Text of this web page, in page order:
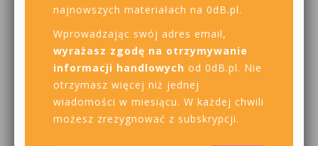
najnowszych materiałach na 0dB.pl.
Wprowadzając swój adres email,
wyrażasz zgodę na otrzymywanie
informacji handlowych od 0dB.pl. Nie
otrzymasz więcej niż jednej
wiadomości w miesiącu. W każdej chwili
możesz zrezygnować z subskrypcji.